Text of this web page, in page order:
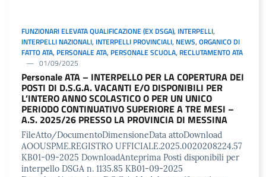
FUNZIONARI ELEVATA QUALIFICAZIONE (EX DSGA), INTERPELLI,
INTERPELLI NAZIONALI, INTERPELLI PROVINCIALI, NEWS, ORGANICO DI
FATTO ATA, PERSONALE ATA, PERSONALE SCUOLA, RECLUTAMENTO ATA
01/09/2025
Personale ATA – INTERPELLO PER LA COPERTURA DEI
POSTI DI D.S.G.A. VACANTI E/O DISPONIBILI PER
L’INTERO ANNO SCOLASTICO O PER UN UNICO
PERIODO CONTINUATIVO SUPERIORE A TRE MESI –
A.S. 2025/26 PRESSO LA PROVINCIA DI MESSINA
FileAtto/DocumentoDimensioneData attoDownload
AOOUSPME.REGISTRO UFFICIALE.2025.0020208224.57
KB01-09-2025 DownloadAnteprima Posti disponibili per
interpello DSGA n. 1135.85 KB01-09-2025